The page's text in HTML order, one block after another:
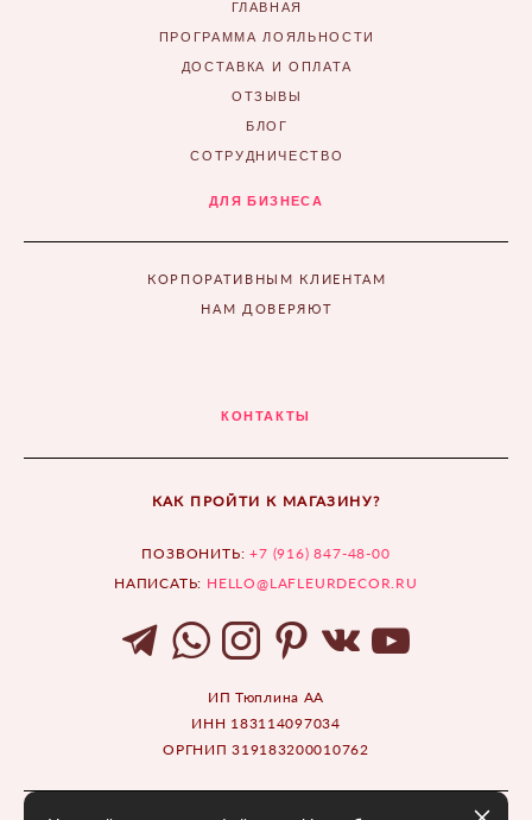
ГЛАВНАЯ
ПРОГРАММА ЛОЯЛЬНОСТИ
ДОСТАВКА И ОПЛАТА
ОТЗЫВЫ
БЛОГ
СОТРУДНИЧЕСТВО
ДЛЯ БИЗНЕСА
КОРПОРАТИВНЫМ КЛИЕНТАМ
НАМ ДОВЕРЯЮТ
КОНТАКТЫ
КАК ПРОЙТИ К МАГАЗИНУ?
ПОЗВОНИТЬ:+7 (916) 847-48-00
НАПИСАТЬ: HELLO@LAFLEURDECOR.RU
ИП Тюплина АА
ИНН 183114097034
ОРГНИП 319183200010762